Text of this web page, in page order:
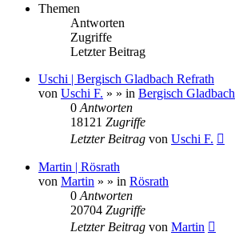
Themen
Antworten
Zugriffe
Letzter Beitrag
Uschi | Bergisch Gladbach Refrath
von Uschi F. » » in Bergisch Gladbach
0 Antworten
18121 Zugriffe
Letzter Beitrag von Uschi F.
Martin | Rösrath
von Martin » » in Rösrath
0 Antworten
20704 Zugriffe
Letzter Beitrag von Martin